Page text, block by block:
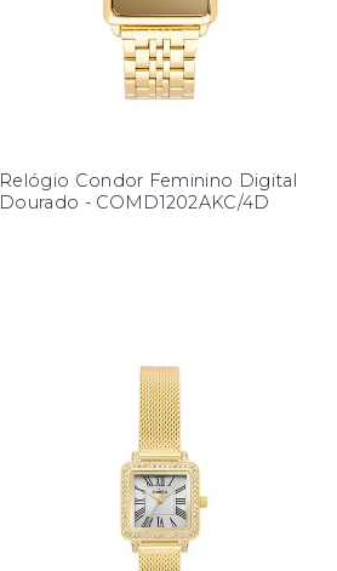
Relógio Condor Feminino Digital
Dourado - COMD1202AKC/4D